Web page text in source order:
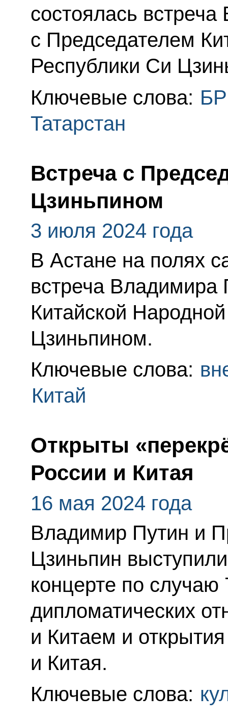
состоялась
с Председателем
Республики Си
Ключевые слова:
Татарстан
Встреча с
Цзиньпином
3 июля 2024 года
В Астане на полях
встреча Владимира
Китайской
Цзиньпином.
Ключевые слова:
Китай
Открыты
России и Китая
16 мая 2024 года
Владимир Путин и
Цзиньпин
концерте по случаю
дипломатических
и Китаем и
и Китая.
Ключевые слова: